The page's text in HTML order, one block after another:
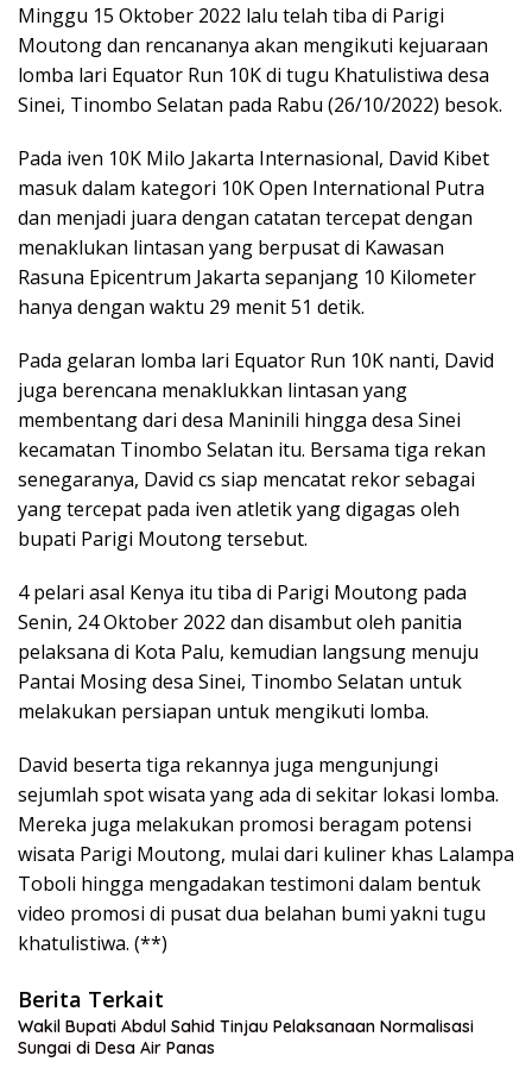
Minggu 15 Oktober 2022 lalu telah tiba di Parigi
Moutong dan rencananya akan mengikuti kejuaraan
lomba lari Equator Run 10K di tugu Khatulistiwa desa
Sinei, Tinombo Selatan pada Rabu (26/10/2022) besok.
Pada iven 10K Milo Jakarta Internasional, David Kibet
masuk dalam kategori 10K Open International Putra
dan menjadi juara dengan catatan tercepat dengan
menaklukan lintasan yang berpusat di Kawasan
Rasuna Epicentrum Jakarta sepanjang 10 Kilometer
hanya dengan waktu 29 menit 51 detik.
Pada gelaran lomba lari Equator Run 10K nanti, David
juga berencana menaklukkan lintasan yang
membentang dari desa Maninili hingga desa Sinei
kecamatan Tinombo Selatan itu. Bersama tiga rekan
senegaranya, David cs siap mencatat rekor sebagai
yang tercepat pada iven atletik yang digagas oleh
bupati Parigi Moutong tersebut.
4 pelari asal Kenya itu tiba di Parigi Moutong pada
Senin, 24 Oktober 2022 dan disambut oleh panitia
pelaksana di Kota Palu, kemudian langsung menuju
Pantai Mosing desa Sinei, Tinombo Selatan untuk
melakukan persiapan untuk mengikuti lomba.
David beserta tiga rekannya juga mengunjungi
sejumlah spot wisata yang ada di sekitar lokasi lomba.
Mereka juga melakukan promosi beragam potensi
wisata Parigi Moutong, mulai dari kuliner khas Lalampa
Toboli hingga mengadakan testimoni dalam bentuk
video promosi di pusat dua belahan bumi yakni tugu
khatulistiwa. (**)
Berita Terkait
Wakil Bupati Abdul Sahid Tinjau Pelaksanaan Normalisasi
Sungai di Desa Air Panas